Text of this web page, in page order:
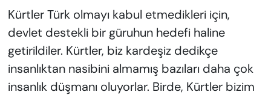
Kürtler Türk olmayı kabul etmedikleri için,
devlet destekli bir güruhun hedefi haline
getirildiler. Kürtler, biz kardeşiz dedikçe
insanlıktan nasibini almamış bazıları daha çok
insanlık düşmanı oluyorlar. Birde, Kürtler bizim